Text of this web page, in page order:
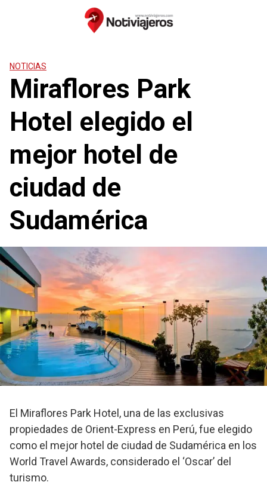
NOTICIAS
Miraflores Park
Hotel elegido el
mejor hotel de
ciudad de
Sudamérica
El Miraflores Park Hotel, una de las exclusivas
propiedades de Orient-Express en Perú, fue elegido
como el mejor hotel de ciudad de Sudamérica en los
World Travel Awards, considerado el ‘Oscar’ del
turismo.